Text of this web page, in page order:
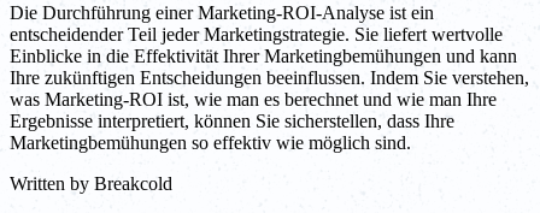
Die Durchführung einer Marketing-ROI-Analyse ist ein
entscheidender Teil jeder Marketingstrategie. Sie liefert wertvolle
Einblicke in die Effektivität Ihrer Marketingbemühungen und kann
Ihre zukünftigen Entscheidungen beeinflussen. Indem Sie verstehen,
was Marketing-ROI ist, wie man es berechnet und wie man Ihre
Ergebnisse interpretiert, können Sie sicherstellen, dass Ihre
Marketingbemühungen so effektiv wie möglich sind.
Written by Breakcold